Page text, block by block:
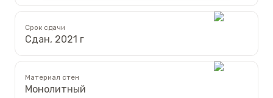
Срок сдачи
Сдан, 2021 г
Материал стен
Монолитный